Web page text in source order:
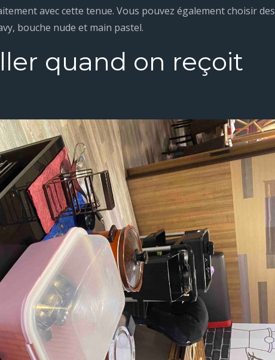
avec cette tenue. Vous pouvez également choisir des
bouche nude et main pastel.
quand on reçoit